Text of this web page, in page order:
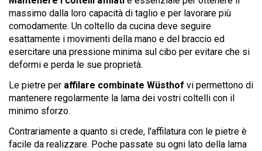
massimo dalla loro capacità di taglio e per lavorare più
comodamente. Un coltello da cucina deve seguire
esattamente i movimenti della mano e del braccio ed
esercitare una pressione minima sul cibo per evitare che si
deformi e perda le sue proprietà.
Le pietre per affilare combinate Wüsthof vi permettono di
mantenere regolarmente la lama dei vostri coltelli con il
minimo sforzo.
Contrariamente a quanto si crede, l'affilatura con le pietre è
facile da realizzare. Poche passate su ogni lato della lama